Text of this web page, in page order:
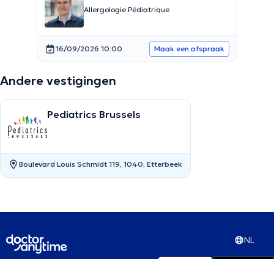
Allergologie Pédiatrique
16/09/2026 10:00 Maak een afspraak
Andere vestigingen
Pediatrics Brussels
Boulevard Louis Schmidt 119, 1040, Etterbeek
NL